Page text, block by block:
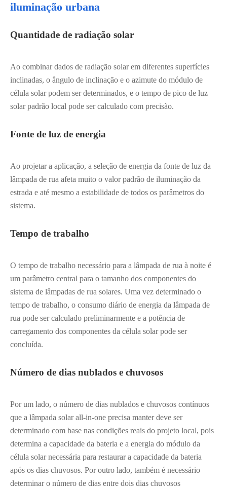
iluminação urbana
Quantidade de radiação solar
Ao combinar dados de radiação solar em diferentes superfícies
inclinadas, o ângulo de inclinação e o azimute do módulo de
célula solar podem ser determinados, e o tempo de pico de luz
solar padrão local pode ser calculado com precisão.
Fonte de luz de energia
Ao projetar a aplicação, a seleção de energia da fonte de luz da
lâmpada de rua afeta muito o valor padrão de iluminação da
estrada e até mesmo a estabilidade de todos os parâmetros do
sistema.
Tempo de trabalho
O tempo de trabalho necessário para a lâmpada de rua à noite é
um parâmetro central para o tamanho dos componentes do
sistema de lâmpadas de rua solares. Uma vez determinado o
tempo de trabalho, o consumo diário de energia da lâmpada de
rua pode ser calculado preliminarmente e a potência de
carregamento dos componentes da célula solar pode ser
concluída.
Número de dias nublados e chuvosos
Por um lado, o número de dias nublados e chuvosos contínuos
que a lâmpada solar all-in-one precisa manter deve ser
determinado com base nas condições reais do projeto local, pois
determina a capacidade da bateria e a energia do módulo da
célula solar necessária para restaurar a capacidade da bateria
após os dias chuvosos. Por outro lado, também é necessário
determinar o número de dias entre dois dias chuvosos